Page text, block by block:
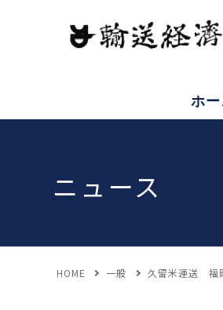
ホ
ニュース
HOME 一般 久留米運送 福